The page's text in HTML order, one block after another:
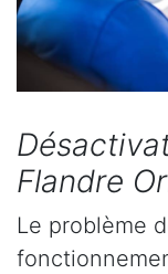
Flandre
Le problème